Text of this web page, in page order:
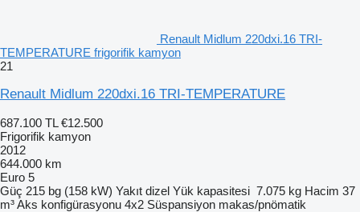
Renault Midlum 220dxi.16 TRI-
TEMPERATURE frigorifik kamyon
21
Renault Midlum 220dxi.16 TRI-TEMPERATURE
687.100 TL €12.500
Frigorifik kamyon
2012
644.000 km
Euro 5
Güç 215 bg (158 kW) Yakıt dizel Yük kapasitesi 7.075 kg Hacim 37
m³Aks konfigürasyonu 4x2 Süspansiyon makas/pnömatik